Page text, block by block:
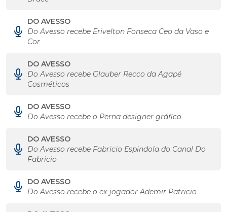
DO AVESSO
Do Avesso recebe Erivelton Fonseca Ceo da Vaso e
Cor
DO AVESSO
Do Avesso recebe Glauber Recco da Agapé
Cosméticos
DO AVESSO
Do Avesso recebe o Perna designer gráfico
DO AVESSO
Do Avesso recebe Fabricio Espindola do Canal Do
Fabricio
DO AVESSO
Do Avesso recebe o ex-jogador Ademir Patricio